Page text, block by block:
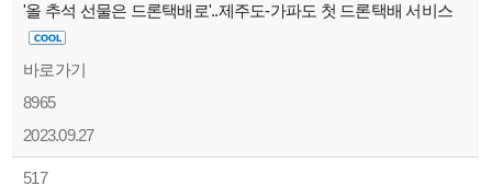
'올 추석 선물은 드론택배로'..제주도-가파도 첫 드론택배 서비스
바로가기
8965
2023.09.27
517